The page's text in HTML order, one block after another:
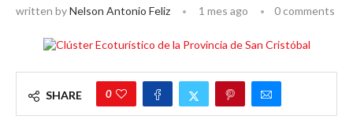
written byNelson Antonio Feliz 1 mes ago 0 comments
SHARE 0